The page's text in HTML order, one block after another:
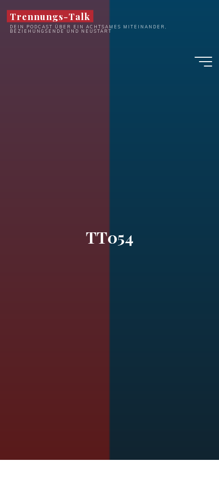
Inhalt
springen
Trennungs-Talk
DEIN PODCAST ÜBER EIN ACHTSAMES MITEINANDER,
BEZIEHUNGSENDE UND NEUSTART
TT054